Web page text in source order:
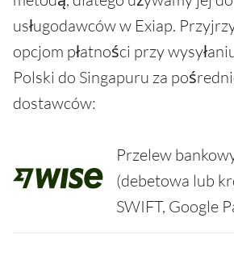
usługodawców w Exiap.
opcjom płatności przy
Polski do Singapuru za
dostawców:
Przelew
(debetowa lub
SWIFT, Google